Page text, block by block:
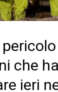
che
ieri